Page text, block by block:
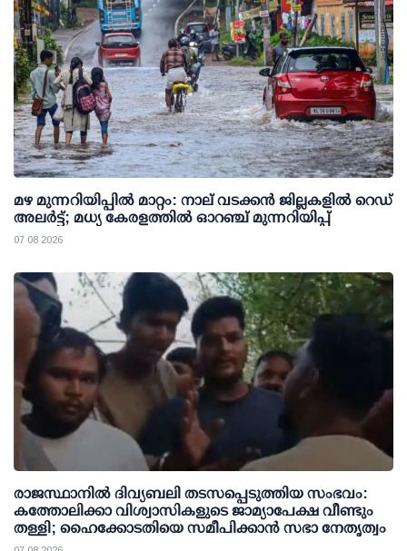
മഴ മുന്നറിയിപ്പില്‍ മാറ്റം: നാല് വടക്കന്‍ ജില്ലകളില്‍ റെഡ്
അലര്‍ട്ട്; മധ്യ കേരളത്തില്‍ ഓറഞ്ച് മുന്നറിയിപ്പ്
07 08 2026
രാജസ്ഥാനിൽ ദിവ്യബലി തടസപ്പെടുത്തിയ സംഭവം:
കത്തോലിക്കാ വിശ്വാസികളുടെ ജാമ്യാപേക്ഷ വീണ്ടും
തള്ളി; ഹൈക്കോടതിയെ സമീപിക്കാൻ സഭാ നേതൃത്വം